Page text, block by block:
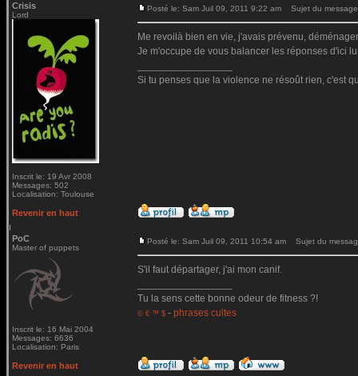
Crisis
Lord
Inscrit le: 19 Avr 2008
Messages: 502
Localisation: Toulouse
Posté le: Sam Juil 09, 2011 9:22 am Sujet du
Me revoilà bien en vie, j'avais prévenu,
Je m'occupe de vous balancer les réponses d'ici
Si tu penses que la violence ne résoût rien, c'est
Revenir en haut
PoC
Master of puppets
Inscrit le: 16 Mai 2004
Messages: 6636
Localisation: Paris
Posté le: Sam Juil 09, 2011 10:54 am Sujet du
S'il faut départager, j'ai mon canif.
Tu la sens cette bonne odeur de fitness ?!
© € ™ $ - phrases cultes
Revenir en haut